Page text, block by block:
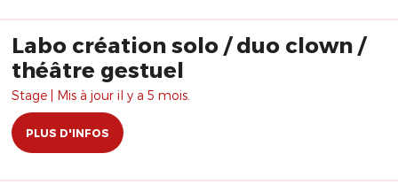
Labo création solo / duo clown /
théâtre gestuel
Stage | Mis à jour il y a 5 mois.
PLUS D'INFOS